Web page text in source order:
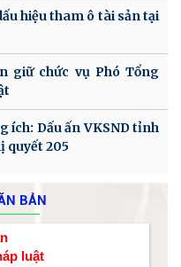
hiệu tham ô tài sản tại
giữ chức vụ Phó Tổng
ích: Dấu ấn VKSND tỉnh
quyết 205
BẢN
luật